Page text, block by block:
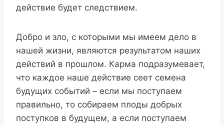
действие будет следствием.
Добро и зло, с которыми мы имеем дело в
нашей жизни, являются результатом наших
действий в прошлом. Карма подразумевает,
что каждое наше действие сеет семена
будущих событий – если мы поступаем
правильно, то собираем плоды добрых
поступков в будущем, а если поступаем